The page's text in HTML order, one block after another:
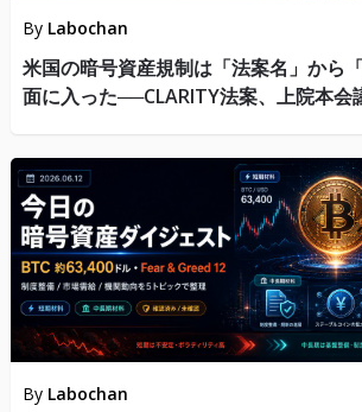
By Labochan
米国の暗号資産規制は「法案名」から
面に入った──CLARITY法案、上院本会
By Labochan